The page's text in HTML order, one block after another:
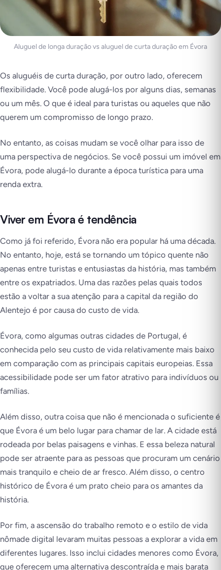
Aluguel de longa duração vs aluguel de curta duração em Évora
Os aluguéis de curta duração, por outro lado, oferecem
flexibilidade. Você pode alugá-los por alguns dias, semanas
ou um mês. O que é ideal para turistas ou aqueles que não
querem um compromisso de longo prazo.
No entanto, as coisas mudam se você olhar para isso de
uma perspectiva de negócios. Se você possui um imóvel em
Évora, pode alugá-lo durante a época turística para uma
renda extra.
Viver em Évora é tendência
Como já foi referido, Évora não era popular há uma década.
No entanto, hoje, está se tornando um tópico quente não
apenas entre turistas e entusiastas da história, mas também
entre os expatriados. Uma das razões pelas quais todos
estão a voltar a sua atenção para a capital da região do
Alentejo é por causa do custo de vida.
Évora, como algumas outras cidades de Portugal, é
conhecida pelo seu custo de vida relativamente mais baixo
em comparação com as principais capitais europeias. Essa
acessibilidade pode ser um fator atrativo para indivíduos ou
famílias.
Além disso, outra coisa que não é mencionada o suficiente é
que Évora é um belo lugar para chamar de lar. A cidade está
rodeada por belas paisagens e vinhas. E essa beleza natural
pode ser atraente para as pessoas que procuram um cenário
mais tranquilo e cheio de ar fresco. Além disso, o centro
histórico de Évora é um prato cheio para os amantes da
história.
Por fim, a ascensão do trabalho remoto e o estilo de vida
nômade digital levaram muitas pessoas a explorar a vida em
diferentes lugares. Isso inclui cidades menores como Évora,
que oferecem uma alternativa descontraída e mais barata